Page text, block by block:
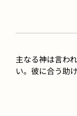
主なる神は言わ
い。彼に合う助